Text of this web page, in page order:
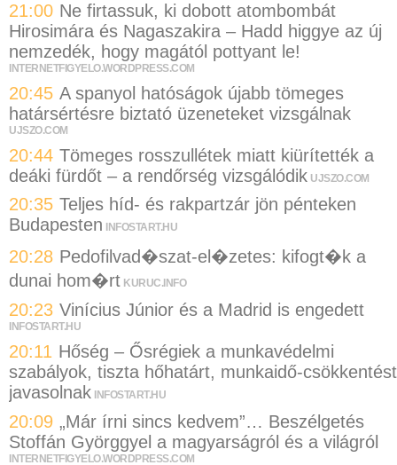
21:00 Ne firtassuk, ki dobott atombombát
Hirosimára és Nagaszakira – Hadd higgye az új
nemzedék, hogy magától pottyant le!
INTERNETFIGYELO.WORDPRESS.COM
20:45 A spanyol hatóságok újabb tömeges
határsértésre biztató üzeneteket vizsgálnak
UJSZO.COM
20:44 Tömeges rosszullétek miatt kiürítették a
deáki fürdőt – a rendőrség vizsgálódik UJSZO.COM
20:35 Teljes híd- és rakpartzár jön pénteken
Budapesten
INFOSTART.HU
20:28 Pedofilvad�szat-el�zetes: kifogt�k a
dunai hom�rt KURUC.INFO
20:23 Vinícius Júnior és a Madrid is engedett
INFOSTART.HU
20:11 Hőség – Ősrégiek a munkavédelmi
szabályok, tiszta hőhatárt, munkaidő-csökkentést
javasolnak INFOSTART.HU
20:09 „Már írni sincs kedvem”… Beszélgetés
Stoffán Györggyel a magyarságról és a világról
INTERNETFIGYELO.WORDPRESS.COM